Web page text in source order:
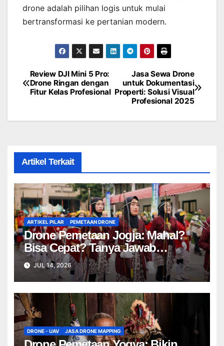
drone adalah pilihan logis untuk mulai
bertransformasi ke pertanian modern.
Post
navigation
Jasa Sewa Drone
untuk Dokumentasi
Properti: Solusi Visual
Profesional 2025
Review DJI Mini 5 Pro:
Drone Ringan dengan
Fitur Kelas Profesional
Artikel Terkait
ARTIKEL PILAR PEMETAAN DRONE
Drone Pemetaan Jogja: Mahal?
Bisa Cepat? Tanya Jawab
Lengkap!
JUL 14, 2026
DRONE - UAV JASA DRONE MAPPING